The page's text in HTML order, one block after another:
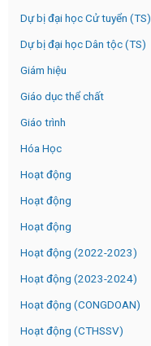
Dự bị đại học Cử tuyển (TS)
Dự bị đại học Dân tộc (TS)
Giám hiệu
Giáo dục thể chất
Giáo trình
Hóa Học
Hoạt động
Hoạt động
Hoạt động
Hoạt động (2022-2023)
Hoạt động (2023-2024)
Hoạt động (CONGDOAN)
Hoạt động (CTHSSV)